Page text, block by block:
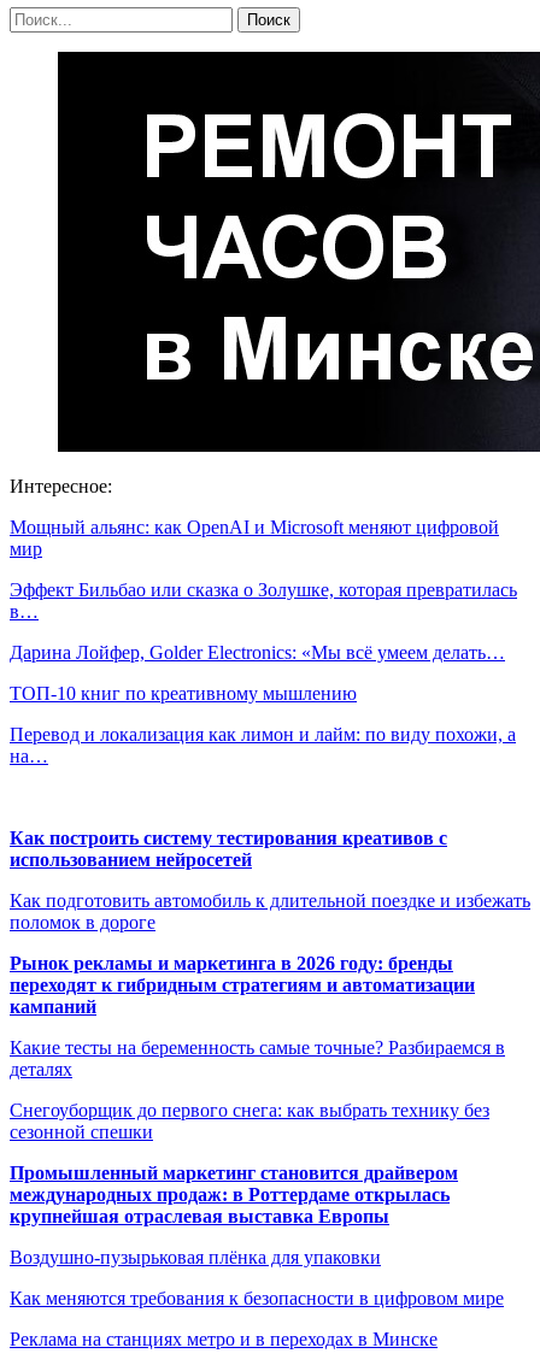
Интересное:
Мощный альянс: как OpenAI и Microsoft меняют цифровой
мир
Эффект Бильбао или сказка о Золушке, которая превратилась
в…
Дарина Лойфер, Golder Electronics: «Мы всё умеем делать…
ТОП-10 книг по креативному мышлению
Перевод и локализация как лимон и лайм: по виду похожи, а
на…
Как построить систему тестирования креативов с
использованием нейросетей
Как подготовить автомобиль к длительной поездке и избежать
поломок в дороге
Рынок рекламы и маркетинга в 2026 году: бренды
переходят к гибридным стратегиям и автоматизации
кампаний
Какие тесты на беременность самые точные? Разбираемся в
деталях
Снегоуборщик до первого снега: как выбрать технику без
сезонной спешки
Промышленный маркетинг становится драйвером
международных продаж: в Роттердаме открылась
крупнейшая отраслевая выставка Европы
Воздушно-пузырьковая плёнка для упаковки
Как меняются требования к безопасности в цифровом мире
Реклама на станциях метро и в переходах в Минске